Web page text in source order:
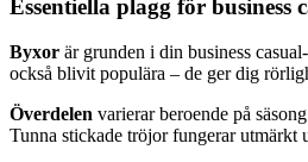
Essentiella plagg för business
Byxor är grunden i din business
också blivit populära – de ger dig
Överdelen varierar beroende på
Tunna stickade tröjor fungerar utmärkt